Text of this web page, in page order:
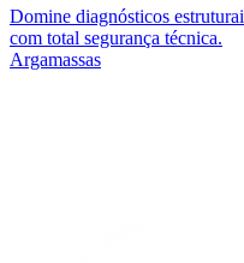
Domine diagnósticos
com total segurança técnica.
Argamassas